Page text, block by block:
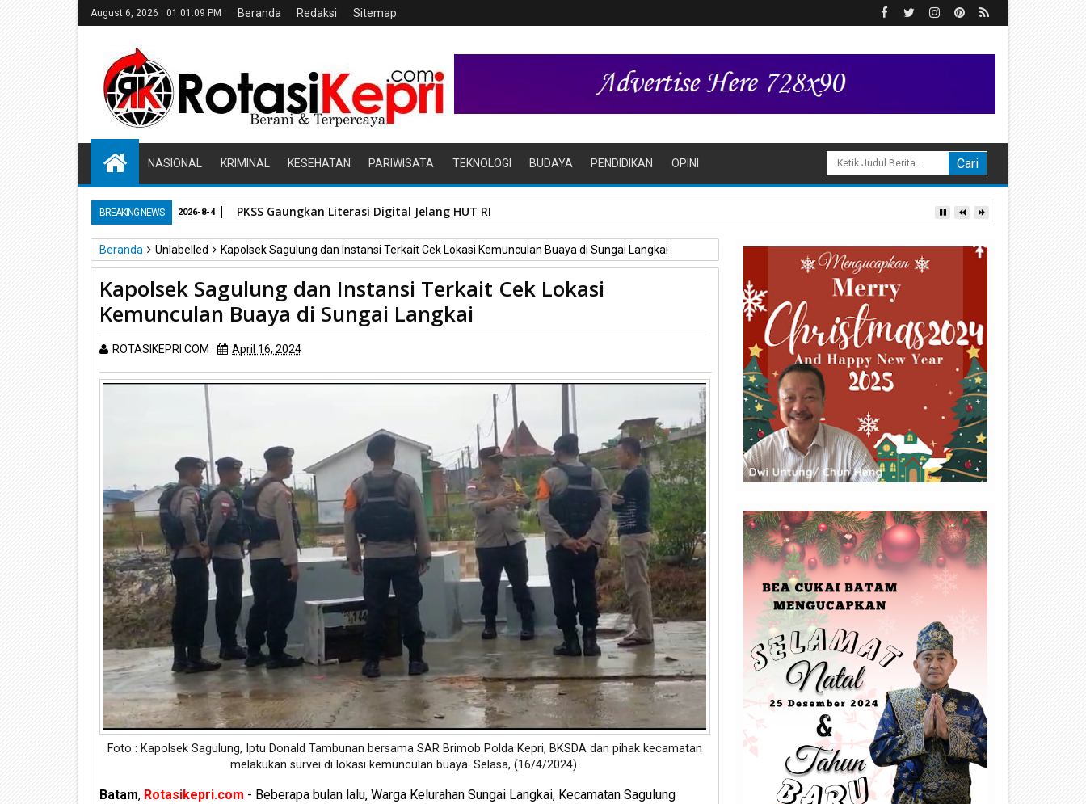
August 6, 2026 01:01:11 PM Beranda Redaksi Sitemap
NASIONAL KRIMINAL KESEHATAN PARIWISATA TEKNOLOGI BUDAYA PENDIDIKAN OPINI
BREAKING NEWS HPL Disorot, PT Sosor Tala Jaya Tolak Perluasan Kampung Tua
2026-7-29
Beranda Unlabelled Kapolsek Sagulung dan Instansi Terkait Cek Lokasi Kemunculan Buaya di Sungai Langkai
Kapolsek Sagulung dan Instansi Terkait Cek Lokasi
Kemunculan Buaya di Sungai Langkai
ROTASIKEPRI.COM April 16, 2024
Foto : Kapolsek Sagulung, Iptu Donald Tambunan bersama SAR Brimob Polda Kepri, BKSDA dan pihak kecamatan
melakukan survei di lokasi kemunculan buaya. Selasa, (16/4/2024).
Batam, Rotasikepri.com - Beberapa bulan lalu, Warga Kelurahan Sungai Langkai, Kecamatan Sagulung